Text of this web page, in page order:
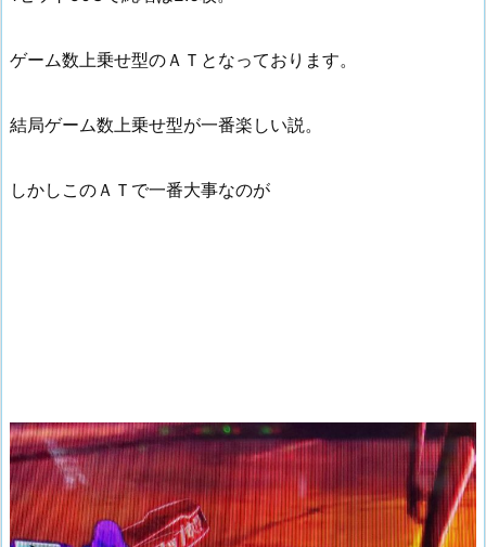
ゲーム数上乗せ型のＡＴとなっております。
結局ゲーム数上乗せ型が一番楽しい説。
しかしこのＡＴで一番大事なのが